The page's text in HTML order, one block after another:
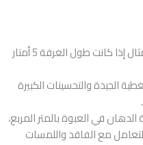
حساب مساحة الغرفة: قم بقياس طول وعرض الغرفة، ثم ضرب هاتين القيمتين للحصول على مساحة الغرفة بالمتر المربع، على سبيل المثال إذا كانت طول الغرفة 5 أمتار
الجيدة والتحسينات الكبيرة
في العبوة بالمتر المربع،
مع الفاقد واللمسات